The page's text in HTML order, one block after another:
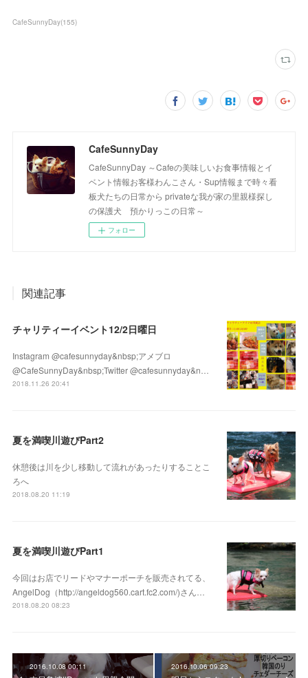
CafeSunnyDay(155)
CafeSunnyDay
CafeSunnyDay ～Cafeの美味しいお食事情報とイ
ベント情報お客様わんこさん・Sup情報まで時々看
板犬たちの日常から privateな我が家の里親様探し
の保護犬 預かりっこの日常～
フォロー
関連記事
チャリティーイベント12/2日曜日
Instagram @cafesunnyday&nbsp;アメブロ
@CafeSunnyDay&nbsp;Twitter @cafesunnyday&n…
2018.11.26 20:41
夏を満喫川遊びPart2
休憩後は川を少し移動して流れがあったりすることこ
ろへ
2018.08.20 11:19
夏を満喫川遊びPart1
今回はお店でリードやマナーポーチを販売されてる、
AngelDog（http://angeldog560.cart.fc2.com/)さん…
2018.08.20 08:23
2016.10.08 00:11 2016.10.06 09:23